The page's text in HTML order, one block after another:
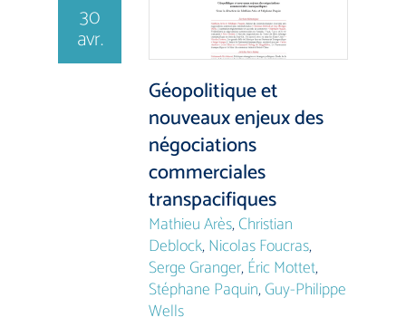
30
avr.
Géopolitique et
nouveaux enjeux des
négociations
commerciales
transpacifiques
Mathieu Arès,Christian
Deblock,Nicolas Foucras,
Serge Granger,Éric Mottet,
Stéphane Paquin,Guy-Philippe
Wells